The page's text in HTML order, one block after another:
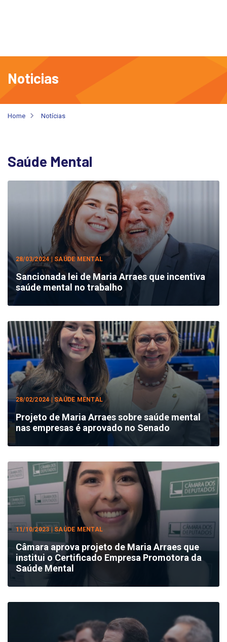
Noticias
Home Notícias
Saúde Mental
28/03/2024 | SAÚDE MENTAL
Sancionada lei de Maria Arraes que incentiva
saúde mental no trabalho
28/02/2024 | SAÚDE MENTAL
Projeto de Maria Arraes sobre saúde mental
nas empresas é aprovado no Senado
11/10/2023 | SAÚDE MENTAL
Câmara aprova projeto de Maria Arraes que
institui o Certificado Empresa Promotora da
Saúde Mental